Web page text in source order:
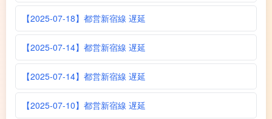
【2025-07-18】都営新宿線 遅延
【2025-07-14】都営新宿線 遅延
【2025-07-14】都営新宿線 遅延
【2025-07-10】都営新宿線 遅延